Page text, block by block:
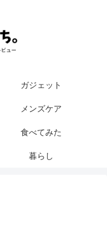
ガジェット
メンズケア
食べてみた
暮らし